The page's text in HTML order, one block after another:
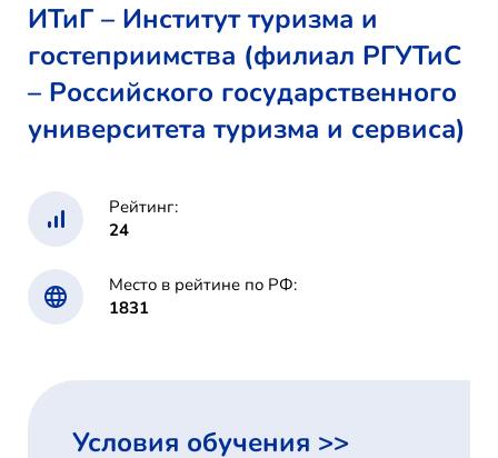
ИТиГ – Институт туризма и
гостеприимства (филиал РГУТиС
– Российского государственного
университета туризма и сервиса)
Рейтинг:
24
Место в рейтине по РФ:
1831
Условия обучения >>